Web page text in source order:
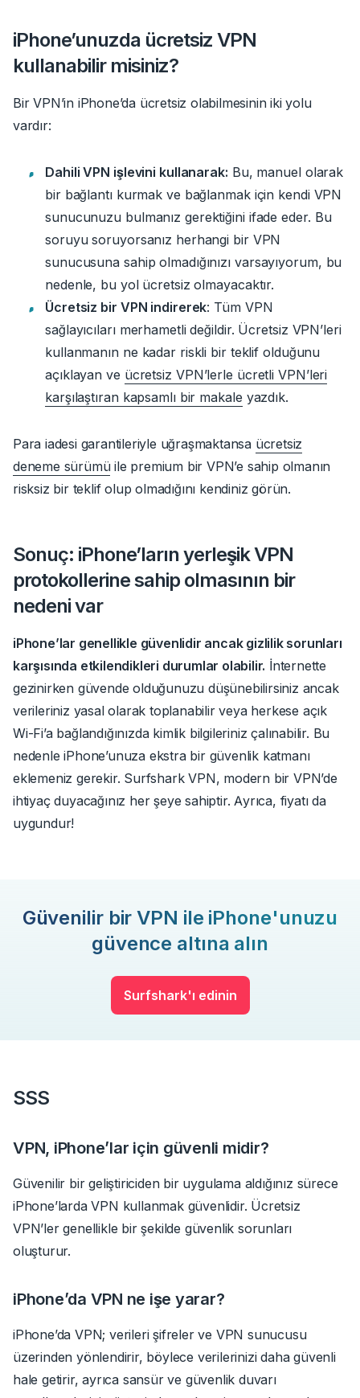
iPhone’unuzda ücretsiz VPN
kullanabilir misiniz?
Bir VPN’in iPhone’da ücretsiz olabilmesinin iki yolu
vardır:
Dahili VPN işlevini kullanarak: Bu, manuel olarak
bir bağlantı kurmak ve bağlanmak için kendi VPN
sunucunuzu bulmanız gerektiğini ifade eder. Bu
soruyu soruyorsanız herhangi bir VPN
sunucusuna sahip olmadığınızı varsayıyorum, bu
nedenle, bu yol ücretsiz olmayacaktır.
Ücretsiz bir VPN indirerek: Tüm VPN
sağlayıcıları merhametli değildir. Ücretsiz VPN’leri
kullanmanın ne kadar riskli bir teklif olduğunu
açıklayan ve ücretsiz VPN’lerle ücretli VPN’leri
karşılaştıran kapsamlı bir makale yazdık.
Para iadesi garantileriyle uğraşmaktansa ücretsiz
deneme sürümüile premium bir VPN’e sahip olmanın
risksiz bir teklif olup olmadığını kendiniz görün.
Sonuç: iPhone’ların yerleşik VPN
protokollerine sahip olmasının bir
nedeni var
iPhone’lar genellikle güvenlidir ancak gizlilik sorunları
karşısında etkilendikleri durumlar olabilir. İnternette
gezinirken güvende olduğunuzu düşünebilirsiniz ancak
verileriniz yasal olarak toplanabilir veya herkese açık
Wi-Fi’a bağlandığınızda kimlik bilgileriniz çalınabilir. Bu
nedenle iPhone’unuza ekstra bir güvenlik katmanı
eklemeniz gerekir. Surfshark VPN, modern bir VPN’de
ihtiyaç duyacağınız her şeye sahiptir. Ayrıca, fiyatı da
uygundur!
Güvenilir bir VPN ile iPhone'unuzu
güvence altına alın
Surfshark'ı edinin
SSS
VPN, iPhone’lar için güvenli midir?
Güvenilir bir geliştiriciden bir uygulama aldığınız sürece
iPhone’larda VPN kullanmak güvenlidir. Ücretsiz
VPN’ler genellikle bir şekilde güvenlik sorunları
oluşturur.
iPhone’da VPN ne işe yarar?
iPhone’da VPN; verileri şifreler ve VPN sunucusu
üzerinden yönlendirir, böylece verilerinizi daha güvenli
hale getirir, ayrıca sansür ve güvenlik duvarı